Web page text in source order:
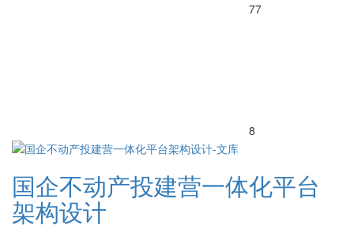
77
8
国企不动产投建营一体化平台
架构设计